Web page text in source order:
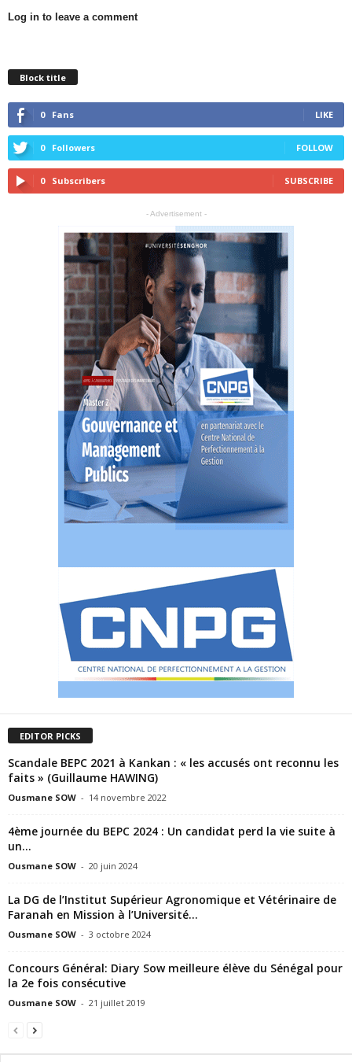
Log in to leave a comment
Block title
0 Fans LIKE
0 Followers FOLLOW
0 Subscribers SUBSCRIBE
- Advertisement -
EDITOR PICKS
Scandale BEPC 2021 à Kankan : « les accusés ont reconnu les
faits » (Guillaume HAWING)
Ousmane SOW - 14 novembre 2022
4ème journée du BEPC 2024 : Un candidat perd la vie suite à
un...
Ousmane SOW - 20 juin 2024
La DG de l’Institut Supérieur Agronomique et Vétérinaire de
Faranah en Mission à l’Université...
Ousmane SOW - 3 octobre 2024
Concours Général: Diary Sow meilleure élève du Sénégal pour
la 2e fois consécutive
Ousmane SOW - 21 juillet 2019